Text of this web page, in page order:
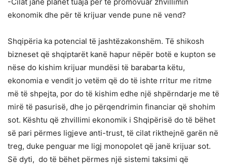
ekonomik dhe për të krijuar vende pune në vend?
Shqipëria ka potencial të jashtëzakonshëm. Të shikosh
bizneset që shqiptarët kanë hapur nëpër botë e kupton se
nëse do kishim krijuar mundësi të barabarta këtu,
ekonomia e vendit jo vetëm që do të ishte rritur me ritme
më të shpejta, por do të kishim edhe një shpërndarje me të
mirë të pasurisë, dhe jo përqendrimin financiar që shohim
sot. Kështu që zhvillimi ekonomik i Shqipërisë do të bëhet
së pari përmes ligjeve anti-trust, të cilat rikthejnë garën në
treg, duke penguar me ligj monopolet që janë krijuar sot.
Së dyti, do të bëhet përmes një sistemi taksimi që